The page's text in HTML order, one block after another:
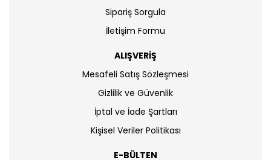
Sipariş Sorgula
İletişim Formu
ALIŞVERİŞ
Mesafeli Satış Sözleşmesi
Gizlilik ve Güvenlik
İptal ve İade Şartları
Kişisel Veriler Politikası
E-BÜLTEN